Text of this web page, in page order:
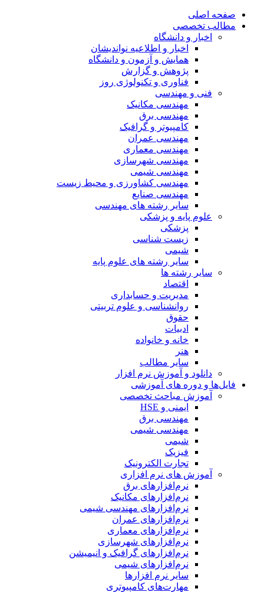
صفحه اصلی
مطالب تخصصی
اخبار و دانشگاه
اخبار و اطلاعیه نواندیشان
همایش و آزمون و دانشگاه
پژوهش و گزارش
فناوری و تکنولوژی روز
فنی و مهندسی
مهندسی مکانیک
مهندسی برق
کامپیوتر و گرافیک
مهندسی عمران
مهندسی معماری
مهندسی شهرسازی
مهندسی شیمی
مهندسی کشاورزی و محیط زیست
مهندسی صنایع
سایر رشته های مهندسی
علوم پایه و پزشکی
پزشکی
زیست شناسی
شیمی
سایر رشته های علوم پایه
سایر رشته ها
اقتصاد
مدیریت و حسابداری
روانشناسی و علوم تربیتی
حقوق
ادبیات
خانه و خانواده
هنر
سایر مطالب
دانلود و آموزش نرم افزار
فایل‌ها و دوره های آموزشی
آموزش مباحث تخصصی
ایمنی و HSE
مهندسی برق
مهندسی شیمی
شیمی
فیزیک
تجارت الکترونیک
آموزش های نرم افزاری
نرم‌افزارهای برق
نرم‌افزارهای مکانیک
نرم‌افزارهای مهندسی شیمی
نرم‌افزارهای عمران
نرم‌افزارهای معماری
نرم‌افزارهای شهرسازی
نرم‌افزارهای گرافیک و انیمیشن
نرم‌افزارهای شیمی
سایر نرم افزارها
مهارت‌های کامپیوتری